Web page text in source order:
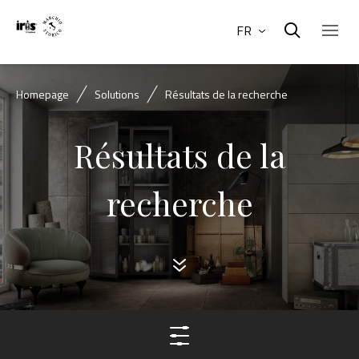
FR
Homepage Solutions Résultats de la recherche
Résultats de la
recherche